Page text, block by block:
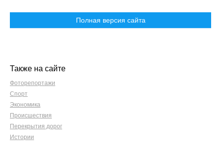
Полная версия сайта
Также на сайте
Фоторепортажи
Спорт
Экономика
Происшествия
Перекрытия дорог
Истории